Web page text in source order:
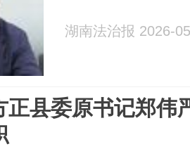
湖南法治报 2026-
正县委原书记郑伟